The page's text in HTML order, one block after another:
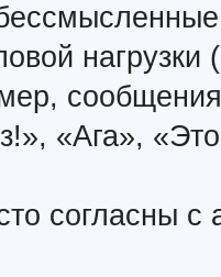
«Ага»,
согласны с